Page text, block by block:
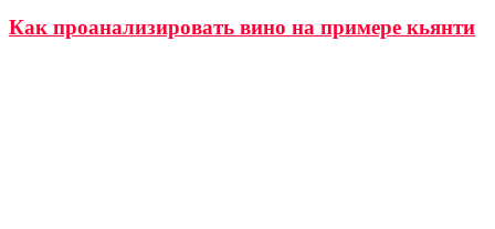
Как проанализировать вино на примере кьянти